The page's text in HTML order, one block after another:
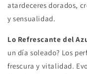
atardeceres dorados,
y sensualidad.
Lo Refrescante del
un día soleado? Los
frescura y vitalidad.